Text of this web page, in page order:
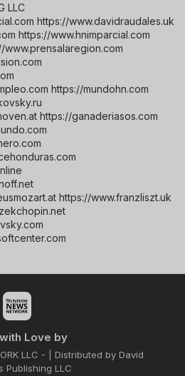
LLC
https://www.davidraudales.uk
https://www.hnimparcial.com
https://mundohn.com
https://ganaderiasos.com
https://www.franzliszt.uk
Love by
LLC - | Distributed by David
Publishing LLC